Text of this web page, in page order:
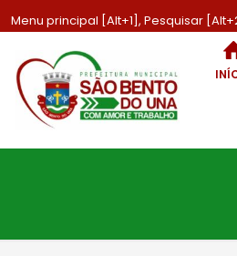
Menu principal [Alt+1], Pesquisar